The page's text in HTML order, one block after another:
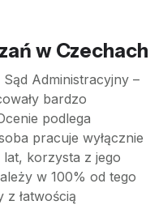
w Czechach
Administracyjny –
bardzo
podlega
pracuje wyłącznie
korzysta z jego
w 100% od tego
z łatwością